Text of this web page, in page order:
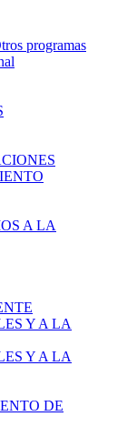
programas
A LA
Y A LA
Y A LA
DE